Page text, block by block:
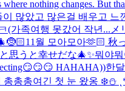
nothing changes. But
많았고 많은걸 배우고 느
(가족여행 못갔어 작년... メ
11월 모아모아🫶🏻 秋
思うと幸せだな🎄✨뭐야뭐
HAHAHA))한
총총총여긴 첫 눈 왔옹 ❄️⛄️